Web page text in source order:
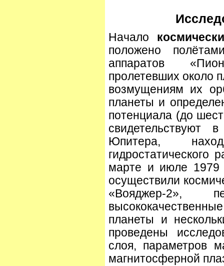
Начало
положено
аппаратов
пролетевших около
возмущениям их
планеты и
потенциала (до
свидетельствуют
Юпитера,
гидростатического
марте и июле 1979
осуществили
«Вояджер-2»,
планеты и
проведены
слоя, параметров
магнитосферной